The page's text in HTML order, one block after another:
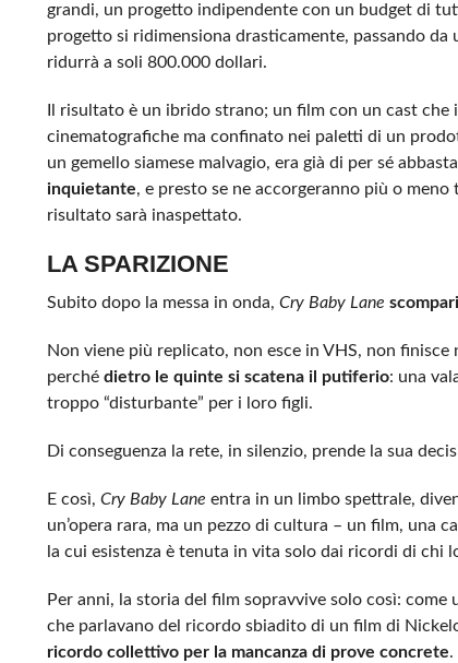
grandi, un progetto indipendente con un budget di
progetto si ridimensiona drasticamente, passando
ridurrà a soli 800.000 dollari.
Il risultato è un ibrido strano; un film con un cast che
cinematografiche ma confinato nei paletti di un
un gemello siamese malvagio, era già di per sé
inquietante, e presto se ne accorgeranno più o meno
risultato sarà inaspettato.
LA SPARIZIONE
Subito dopo la messa in onda, Cry Baby Lane
Non viene più replicato, non esce in VHS, non
perché dietro le quinte si scatena il putiferio: una
troppo “disturbante” per i loro figli.
Di conseguenza la rete, in silenzio, prende la sua
E così, Cry Baby Lane entra in un limbo spettrale,
un’opera rara, ma un pezzo di cultura – un film, una
la cui esistenza è tenuta in vita solo dai ricordi di chi
Per anni, la storia del film sopravvive solo così: come
che parlavano del ricordo sbiadito di un film di
ricordo collettivo per la mancanza di prove concrete.